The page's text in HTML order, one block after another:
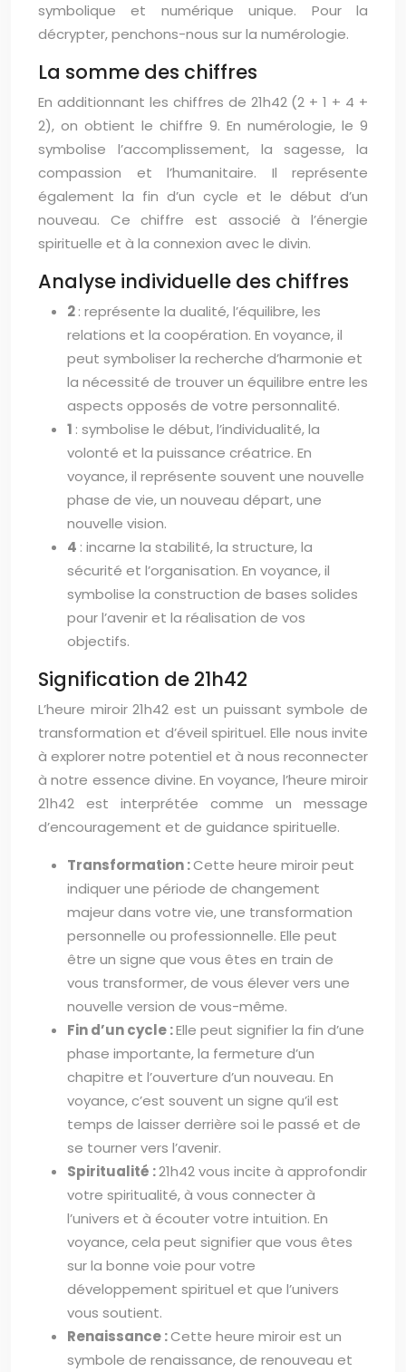
symbolique et numérique unique. Pour la
décrypter, penchons-nous sur la numérologie.
La somme des chiffres
En additionnant les chiffres de 21h42 (2 + 1 + 4 +
2), on obtient le chiffre 9. En numérologie, le 9
symbolise l’accomplissement, la sagesse, la
compassion et l’humanitaire. Il représente
également la fin d’un cycle et le début d’un
nouveau. Ce chiffre est associé à l’énergie
spirituelle et à la connexion avec le divin.
Analyse individuelle des chiffres
2: représente la dualité, l’équilibre, les
relations et la coopération. En voyance, il
peut symboliser la recherche d’harmonie et
la nécessité de trouver un équilibre entre les
aspects opposés de votre personnalité.
1 : symbolise le début, l’individualité, la
volonté et la puissance créatrice. En
voyance, il représente souvent une nouvelle
phase de vie, un nouveau départ, une
nouvelle vision.
4 : incarne la stabilité, la structure, la
sécurité et l’organisation. En voyance, il
symbolise la construction de bases solides
pour l’avenir et la réalisation de vos
objectifs.
Signification de 21h42
L’heure miroir 21h42 est un puissant symbole de
transformation et d’éveil spirituel. Elle nous invite
à explorer notre potentiel et à nous reconnecter
à notre essence divine. En voyance, l’heure miroir
21h42 est interprétée comme un message
d’encouragement et de guidance spirituelle.
Transformation :Cette heure miroir peut
indiquer une période de changement
majeur dans votre vie, une transformation
personnelle ou professionnelle. Elle peut
être un signe que vous êtes en train de
vous transformer, de vous élever vers une
nouvelle version de vous-même.
Fin d’un cycle :Elle peut signifier la fin d’une
phase importante, la fermeture d’un
chapitre et l’ouverture d’un nouveau. En
voyance, c’est souvent un signe qu’il est
temps de laisser derrière soi le passé et de
se tourner vers l’avenir.
Spiritualité :21h42 vous incite à approfondir
votre spiritualité, à vous connecter à
l’univers et à écouter votre intuition. En
voyance, cela peut signifier que vous êtes
sur la bonne voie pour votre
développement spirituel et que l’univers
vous soutient.
Renaissance :Cette heure miroir est un
symbole de renaissance, de renouveau et